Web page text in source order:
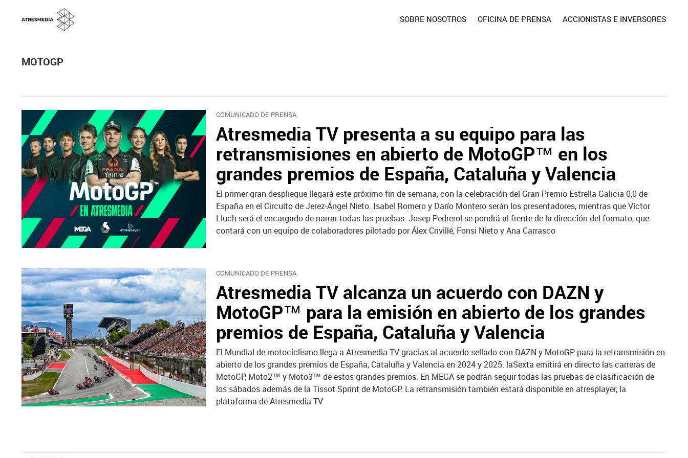
SOBRE NOSOTROS OFICINA DE PRENSA ACCIONISTAS E INVERSORES
MOTOGP
COMUNICADO DE PRENSA
Atresmedia TV presenta a su equipo para las
retransmisiones en abierto de MotoGP™ en los
grandes premios de España, Cataluña y Valencia
El primer gran despliegue llegará este próximo fin de semana, con la celebración del Gran Premio Estrella Galicia 0,0 de
España en el Circuito de Jerez-Ángel Nieto. Isabel Romero y Darío Montero serán los presentadores, mientras que Víctor
Lluch será el encargado de narrar todas las pruebas. Josep Pedrerol se pondrá al frente de la dirección del formato, que
contará con un equipo de colaboradores pilotado por Álex Crivillé, Fonsi Nieto y Ana Carrasco
COMUNICADO DE PRENSA
Atresmedia TV alcanza un acuerdo con DAZN y
MotoGP™ para la emisión en abierto de los grandes
premios de España, Cataluña y Valencia
El Mundial de motociclismo llega a Atresmedia TV gracias al acuerdo sellado con DAZN y MotoGP para la retransmisión en
abierto de los grandes premios de España, Cataluña y Valencia en 2024 y 2025. laSexta emitirá en directo las carreras de
MotoGP, Moto2™ y Moto3™ de estos grandes premios. En MEGA se podrán seguir todas las pruebas de clasificación de
los sábados además de la Tissot Sprint de MotoGP. La retransmisión también estará disponible en atresplayer, la
plataforma de Atresmedia TV